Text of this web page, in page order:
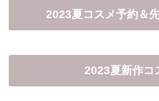
2023夏コスメ予約＆
2023夏新作コ